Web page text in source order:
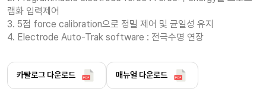
램화 입력제어
3. 5점 force calibration으로 정밀 제어 및 균일성 유지
4. Electrode Auto-Trak software : 전극수명 연장
카탈로그 다운로드 매뉴얼 다운로드